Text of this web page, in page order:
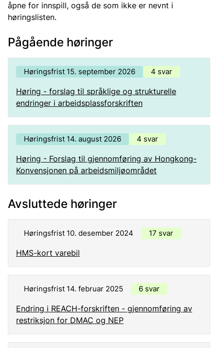
åpne for innspill, også de som ikke er nevnt i
høringslisten.
Pågående høringer
Høringsfrist 15. september 2026 4 svar
Høring - forslag til språklige og strukturelle
endringer i arbeidsplassforskriften
Høringsfrist 14. august 2026 4 svar
Høring - Forslag til gjennomføring av Hongkong-
Konvensjonen på arbeidsmiljøområdet
Avsluttede høringer
Høringsfrist 10. desember 2024 17 svar
HMS-kort varebil
Høringsfrist 14. februar 2025 6 svar
Endring i REACH-forskriften - gjennomføring av
restriksjon for DMAC og NEP